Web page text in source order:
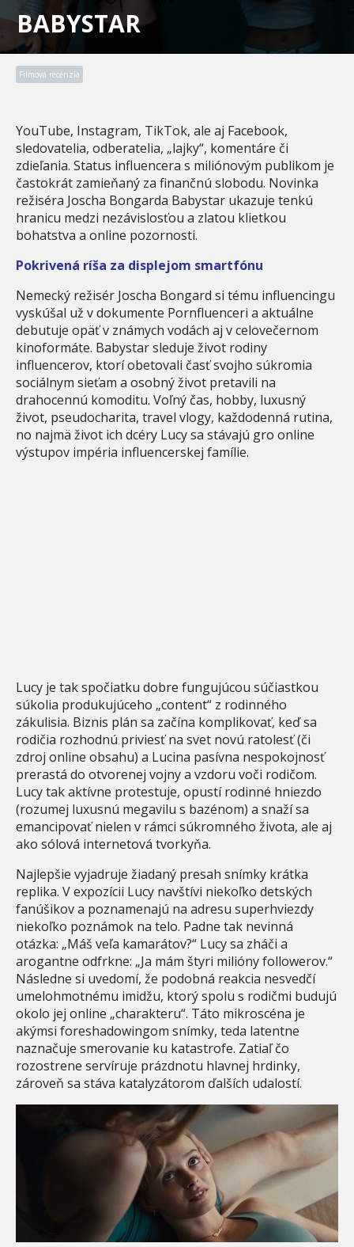
BABYSTAR
Filmová recenzia
YouTube, Instagram, TikTok, ale aj Facebook,
sledovatelia, odberatelia, „lajky“, komentáre či
zdieľania. Status influencera s miliónovým publikom je
častokrát zamieňaný za finančnú slobodu. Novinka
režiséra Joscha Bongarda Babystar ukazuje tenkú
hranicu medzi nezávislosťou a zlatou klietkou
bohatstva a online pozornosti.
Pokrivená ríša za displejom smartfónu
Nemecký režisér Joscha Bongard si tému influencingu
vyskúšal už v dokumente Pornfluenceri a aktuálne
debutuje opäť v známych vodách aj v celovečernom
kinoformáte. Babystar sleduje život rodiny
influencerov, ktorí obetovali časť svojho súkromia
sociálnym sieťam a osobný život pretavili na
drahocennú komoditu. Voľný čas, hobby, luxusný
život, pseudocharita, travel vlogy, každodenná rutina,
no najmä život ich dcéry Lucy sa stávajú gro online
výstupov impéria influencerskej famílie.
Lucy je tak spočiatku dobre fungujúcou súčiastkou
súkolia produkujúceho „content“ z rodinného
zákulisia. Biznis plán sa začína komplikovať, keď sa
rodičia rozhodnú priviesť na svet novú ratolesť (či
zdroj online obsahu) a Lucina pasívna nespokojnosť
prerastá do otvorenej vojny a vzdoru voči rodičom.
Lucy tak aktívne protestuje, opustí rodinné hniezdo
(rozumej luxusnú megavilu s bazénom) a snaží sa
emancipovať nielen v rámci súkromného života, ale aj
ako sólová internetová tvorkyňa.
Najlepšie vyjadruje žiadaný presah snímky krátka
replika. V expozícii Lucy navštívi niekoľko detských
fanúšikov a poznamenajú na adresu superhviezdy
niekoľko poznámok na telo. Padne tak nevinná
otázka: „Máš veľa kamarátov?“ Lucy sa zháči a
arogantne odfrkne: „Ja mám štyri milióny followerov.“
Následne si uvedomí, že podobná reakcia nesvedčí
umelohmotnému imidžu, ktorý spolu s rodičmi budujú
okolo jej online „charakteru“. Táto mikroscéna je
akýmsi foreshadowingom snímky, teda latentne
naznačuje smerovanie ku katastrofe. Zatiaľ čo
rozostrene servíruje prázdnotu hlavnej hrdinky,
zároveň sa stáva katalyzátorom ďalších udalostí.